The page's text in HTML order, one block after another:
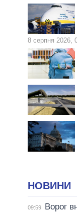
8 серпня 2026,
НОВИНИ
09:59
Ворог